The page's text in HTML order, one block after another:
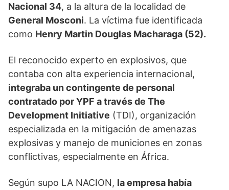
Nacional 34, a la altura de la localidad de
General Mosconi. La víctima fue identificada
como Henry Martin Douglas Macharaga (52).
El reconocido experto en explosivos, que
contaba con alta experiencia internacional,
integraba un contingente de personal
contratado por YPF a través de The
Development Initiative (TDI), organización
especializada en la mitigación de amenazas
explosivas y manejo de municiones en zonas
conflictivas, especialmente en África.
Según supo LA NACION, la empresa había